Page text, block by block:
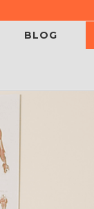
BLOG